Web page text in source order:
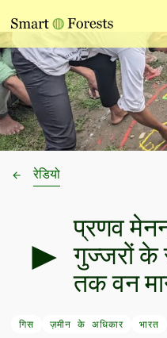
रेडियो
प्रणव
गुज्जरों के
तक वन
गिस ज़मीन के अधिकार भारत